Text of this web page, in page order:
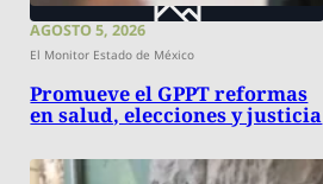
AGOSTO 5, 2026
El Monitor Estado de México
Promueve el GPPT reformas
en salud, elecciones y justicia